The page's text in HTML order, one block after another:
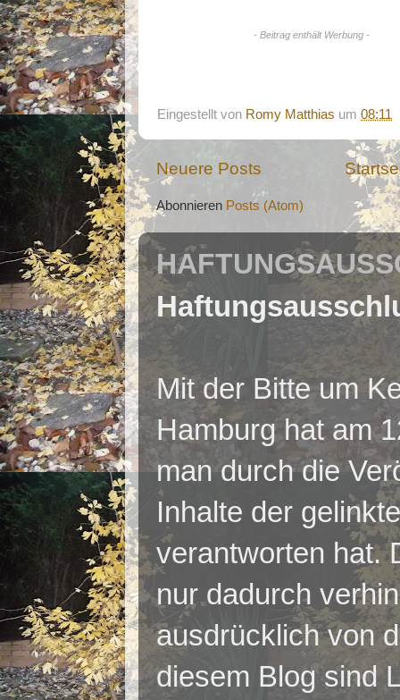
- Beitrag enthält Werbung -
Eingestellt von Romy Matthias um 08:11
Neuere Posts
Abonnieren Posts (Atom)
Mit der Bitte um
Hamburg hat am
man durch die
Inhalte der
verantworten hat.
nur dadurch
ausdrücklich von
diesem Blog sind